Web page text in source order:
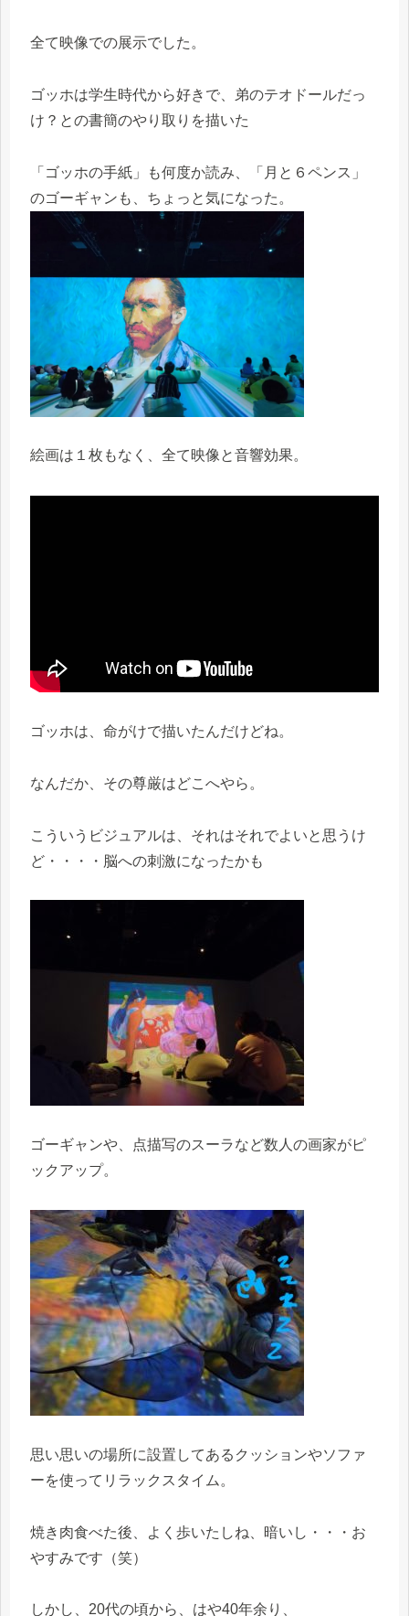
全て映像での展示でした。
ゴッホは学生時代から好きで、弟のテオドールだっ
け？との書簡のやり取りを描いた
「ゴッホの手紙」も何度か読み、「月と６ペンス」
のゴーギャンも、ちょっと気になった。
絵画は１枚もなく、全て映像と音響効果。
ゴッホは、命がけで描いたんだけどね。
なんだか、その尊厳はどこへやら。
こういうビジュアルは、それはそれでよいと思うけ
ど・・・・脳への刺激になったかも
ゴーギャンや、点描写のスーラなど数人の画家がピ
ックアップ。
思い思いの場所に設置してあるクッションやソファ
ーを使ってリラックスタイム。
焼き肉食べた後、よく歩いたしね、暗いし・・・お
やすみです（笑）
しかし、20代の頃から、はや40年余り、